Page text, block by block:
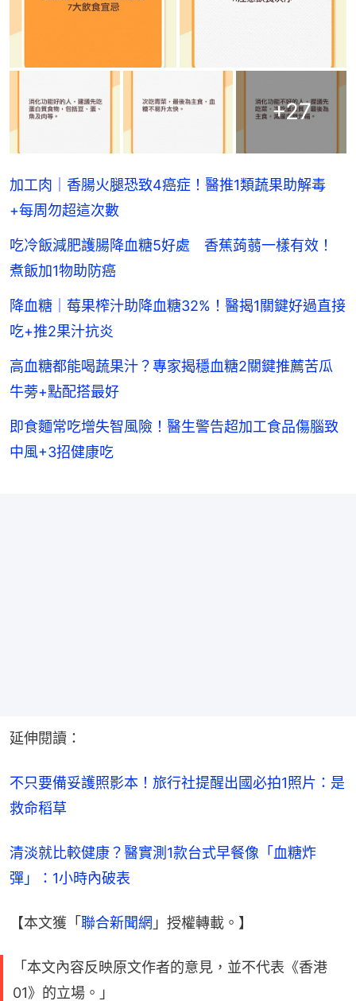
+27
加工肉｜香腸火腿恐致4癌症！醫推1類蔬果助解毒
+每周勿超這次數
吃冷飯減肥護腸降血糖5好處 香蕉蒟蒻一樣有效！
煮飯加1物助防癌
降血糖｜莓果榨汁助降血糖32%！醫揭1關鍵好過直接
吃+推2果汁抗炎
高血糖都能喝蔬果汁？專家揭穩血糖2關鍵推薦苦瓜
牛蒡+點配搭最好
即食麵常吃增失智風險！醫生警告超加工食品傷腦致
中風+3招健康吃
延伸閱讀：
不只要備妥護照影本！旅行社提醒出國必拍1照片：是
救命稻草
清淡就比較健康？醫實測1款台式早餐像「血糖炸
彈」：1小時內破表
【本文獲「聯合新聞網 」授權轉載。】
「本文內容反映原文作者的意見，並不代表《香港
01》的立場。」